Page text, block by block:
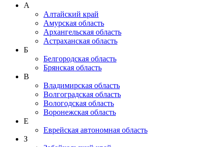
А
Алтайский край
Амурская область
Архангельская область
Астраханская область
Б
Белгородская область
Брянская область
В
Владимирская область
Волгоградская область
Вологодская область
Воронежская область
Е
Еврейская автономная область
З